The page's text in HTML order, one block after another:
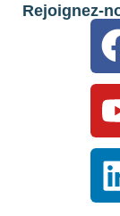
Rejoignez-